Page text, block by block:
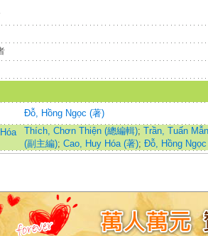
Đỗ, Hồng Ngọc (著)
Thích, Chơn Thiện (總編輯); Trần, Tuấn
(副主編); Cao, Huy Hóa (著); Đỗ, Hồng